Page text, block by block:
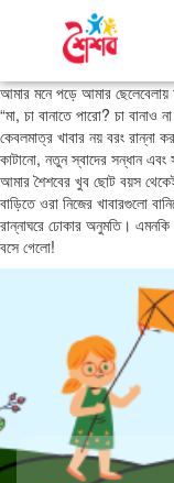
আমার মনে পড়ে আমার
“মা, চা বানাতে পারো? চা বানাও
কেবলমাত্র খাবার নয় বরং রান্না
কাটানো, নতুন স্বাদের সন্ধান
আমার শৈশবের খুব ছোট বয়স
বাড়িতে ওরা নিজের খাবারগুলো
রান্নাঘরে ঢোকার অনুমতি। এমনকি
বসে গেলো!